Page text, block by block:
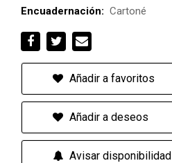
Encuadernación: Cartoné
Añadir a favoritos
Añadir a deseos
Avisar disponibilidad